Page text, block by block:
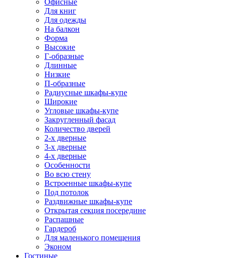
Офисные
Для книг
Для одежды
На балкон
Форма
Высокие
Г-образные
Длинные
Низкие
П-образные
Радиусные шкафы-купе
Широкие
Угловые шкафы-купе
Закругленный фасад
Количество дверей
2-х дверные
3-х дверные
4-х дверные
Особенности
Во всю стену
Встроенные шкафы-купе
Под потолок
Раздвижные шкафы-купе
Открытая секция посередине
Распашные
Гардероб
Для маленького помещения
Эконом
Гостиные